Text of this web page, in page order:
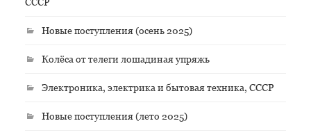
Новые поступления (осень 2025)
Колёса от телеги лошадиная упряжь
Электроника, электрика и бытовая техника, СССР
Новые поступления (лето 2025)